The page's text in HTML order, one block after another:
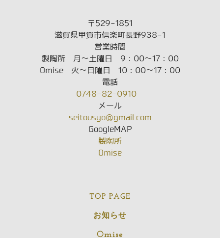
〒529-1851
滋賀県甲賀市信楽町長野938-1
営業時間
製陶所 月～土曜日 9：00～17：00
​Omise 火～日曜日 10：00～17：00
電話
0748-82-0910
メール
seitousyo@gmail.com
​GoogleMAP
製陶所
Omise
​TOP PAGE
​お知らせ
​​​Omise